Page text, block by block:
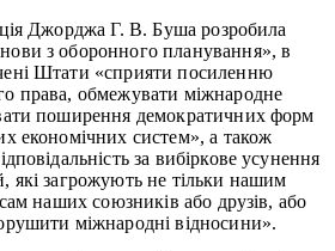
Джорджа Г. В. Буша розробила
з оборонного планування», в
Штати «сприяти посиленню
права, обмежувати міжнародне
поширення демократичних форм
економічних систем», а також
за вибіркове усунення
які загрожують не тільки нашим
наших союзників або друзів, або
міжнародні відносини».